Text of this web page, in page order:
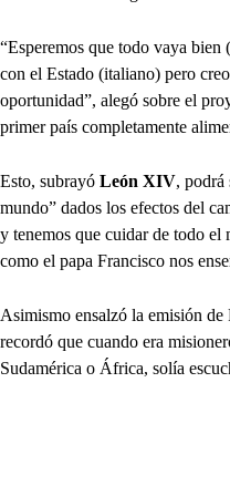
“Esperemos que todo vaya
con el Estado (italiano) pero
oportunidad”, alegó sobre el
primer país completamente
Esto, subrayó León XIV, podrá
mundo” dados los efectos del
y tenemos que cuidar de todo
como el papa Francisco nos
Asimismo ensalzó la emisión
recordó que cuando era
Sudamérica o África, solía